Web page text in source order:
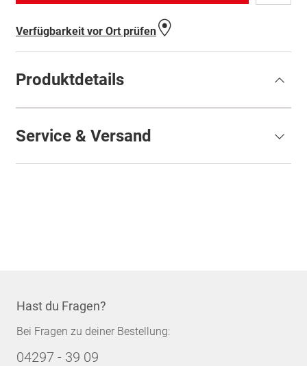
Verfügbarkeit vor Ort prüfen
Produktdetails
Service & Versand
Hast du Fragen?
Bei Fragen zu deiner Bestellung:
04297 - 39 09